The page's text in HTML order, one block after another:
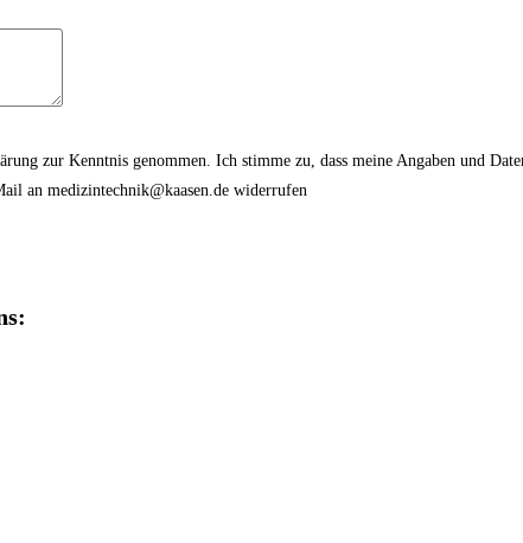
zur Kenntnis genommen. Ich stimme zu, dass meine Angaben und
an medizintechnik@kaasen.de widerrufen